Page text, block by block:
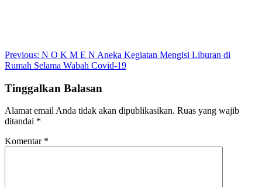
Post
navigation
Previous: N O K M E N Aneka Kegiatan Mengisi Liburan di
Rumah Selama Wabah Covid-19
Tinggalkan Balasan
Alamat email Anda tidak akan dipublikasikan. Ruas yang wajib
ditandai *
Komentar *